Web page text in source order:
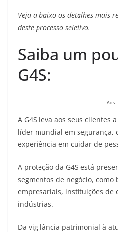
Veja a baixo os detalhes mais
deste processo seletivo.
Saiba um
G4S:
Ads
A G4S leva aos seus clientes
líder mundial em segurança,
experiência em cuidar de
A proteção da G4S está
segmentos de negócio, como
empresariais, instituições de
indústrias.
Da vigilância patrimonial à